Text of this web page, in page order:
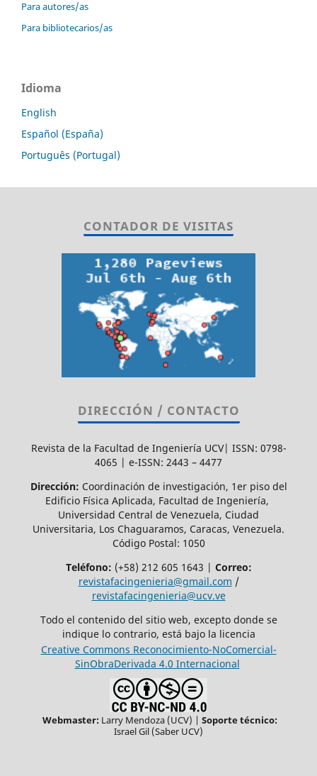
Para autores/as
Para bibliotecarios/as
Idioma
English
Español (España)
Português (Portugal)
CONTADOR DE VISITAS
DIRECCIÓN / CONTACTO
Revista de la Facultad de Ingeniería UCV| ISSN: 0798-
4065 | e-ISSN: 2443 – 4477
Dirección: Coordinación de investigación, 1er piso del
Edificio Física Aplicada, Facultad de Ingeniería,
Universidad Central de Venezuela, Ciudad
Universitaria, Los Chaguaramos, Caracas, Venezuela.
Código Postal: 1050
Teléfono: (+58) 212 605 1643 | Correo:
revistafacingenieria@gmail.com /
revistafacingenieria@ucv.ve
Todo el contenido del sitio web, excepto donde se
indique lo contrario, está bajo la licencia
Creative Commons Reconocimiento-NoComercial-
SinObraDerivada 4.0 Internacional
Webmaster: Larry Mendoza (UCV) | Soporte técnico:
Israel Gil (Saber UCV)